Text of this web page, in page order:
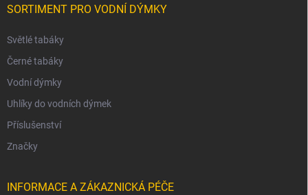
SORTIMENT PRO VODNÍ DÝMKY
Světlé tabáky
Černé tabáky
Vodní dýmky
Uhlíky do vodních dýmek
Příslušenství
Značky
INFORMACE A ZÁKAZNICKÁ PÉČE